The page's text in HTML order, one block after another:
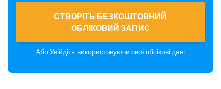
СТВОРІТЬ БЕЗКОШТОВНИЙ
ОБЛІКОВИЙ ЗАПИС
АбоУвійдіть, використовуючи свої облікові дані